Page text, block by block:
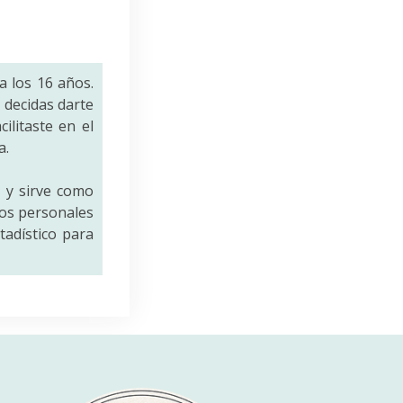
los 16 años.
darte
en el
y sirve como
personales
para